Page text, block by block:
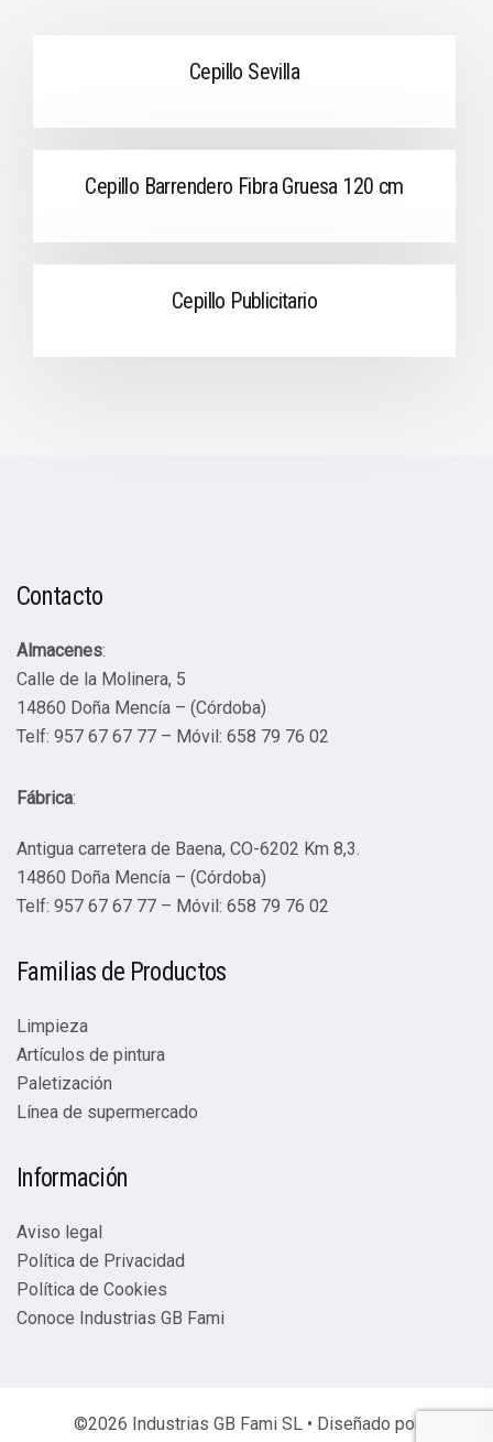
Cepillo Sevilla
Cepillo Barrendero Fibra Gruesa 120 cm
Cepillo Publicitario
Contacto
Almacenes:
Calle de la Molinera, 5
14860 Doña Mencía – (Córdoba)
Telf: 957 67 67 77 – Móvil: 658 79 76 02
Fábrica:
Antigua carretera de Baena, CO-6202 Km 8,3.
14860 Doña Mencía – (Córdoba)
Telf: 957 67 67 77 – Móvil: 658 79 76 02
Familias de Productos
Limpieza
Artículos de pintura
Paletización
Línea de supermercado
Información
Aviso legal
Política de Privacidad
Política de Cookies
Conoce Industrias GB Fami
©2026 Industrias GB Fami SL • Diseñado por